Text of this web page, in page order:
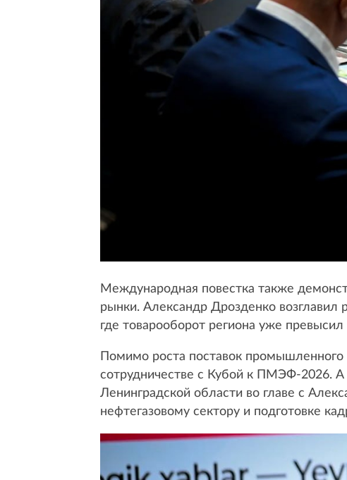
Международная повестка также
рынки. Александр Дрозденко
где товарооборот региона уже
Помимо роста поставок
сотрудничестве с Кубой к ПМЭФ-2026.
Ленинградской области во главе с
нефтегазовому сектору и подготовке